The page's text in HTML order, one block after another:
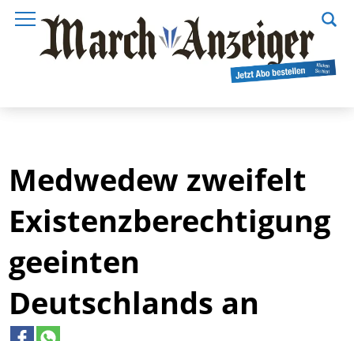
Medwedew zweifelt
Existenzberechtigung
geeinten
Deutschlands an